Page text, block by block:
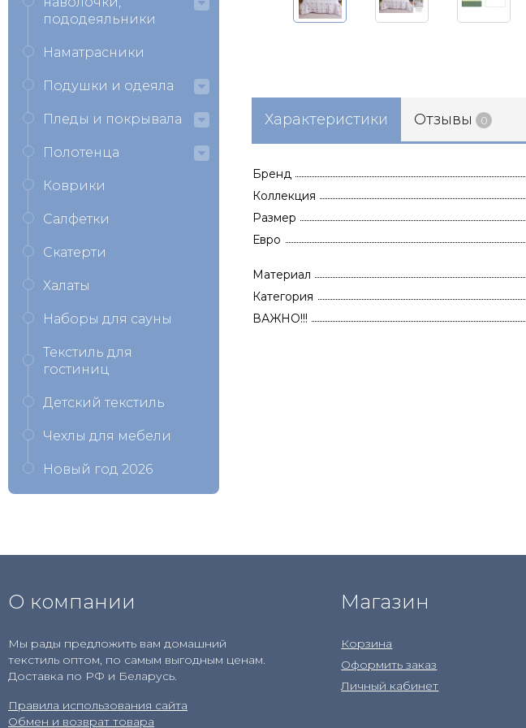
Характеристики Отзывы 0
Бренд
Коллекция
Размер
Евро
Материал
Категория
ВАЖНО!!!
пододеяльники
Наматрасники
Подушки и одеяла
Пледы и покрывала
Полотенца
Коврики
Салфетки
Скатерти
Халаты
Наборы для сауны
Текстиль для
гостиниц
Детский текстиль
Чехлы для мебели
Новый год 2026
О компании
Мы рады предложить вам домашний
текстиль оптом, по самым выгодным ценам.
Доставка по РФ и Беларусь.
Правила использования сайта
Обмен и возврат товара
Магазин
Корзина
Оформить заказ
Личный кабинет